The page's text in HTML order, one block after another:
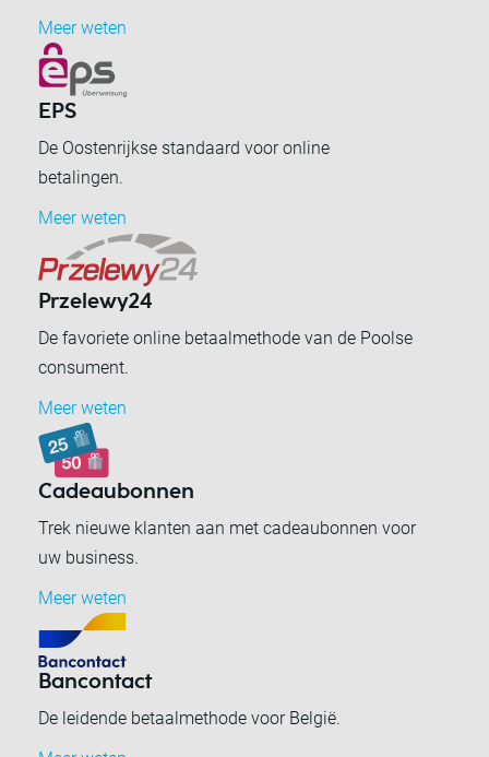
Meer weten
EPS
De Oostenrijkse standaard voor online
betalingen.
Meer weten
Przelewy24
De favoriete online betaalmethode van de Poolse
consument.
Meer weten
Cadeaubonnen
Trek nieuwe klanten aan met cadeaubonnen voor
uw business.
Meer weten
Bancontact
De leidende betaalmethode voor België.